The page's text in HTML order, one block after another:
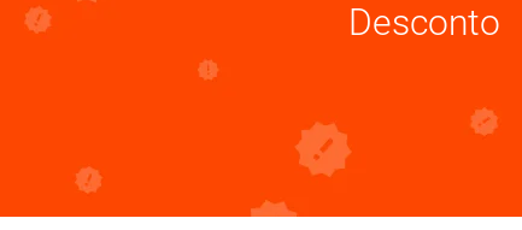
Desconto